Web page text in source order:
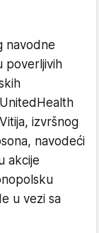
navodne
poverljivih
izvršnog
navodeći
akcije
u vezi sa